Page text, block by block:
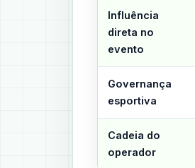
Influência
direta no
evento
Governança
esportiva
Cadeia do
operador